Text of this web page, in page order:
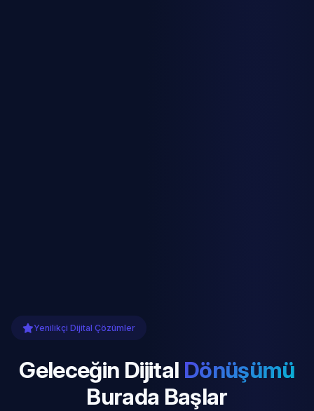
Yenilikçi Dijital Çözümler
Geleceğin Dijital Dönüşümü
Burada Başlar